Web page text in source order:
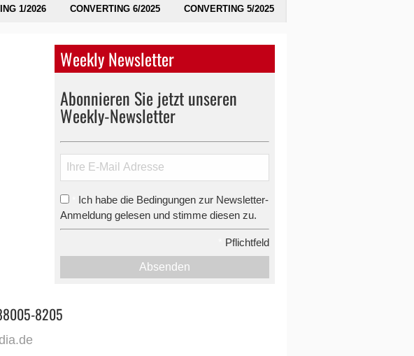
1/2026
CONVERTING 6/2025
CONVERTING 5/2025
Weekly Newsletter
Abonnieren Sie jetzt unseren
Weekly-Newsletter
Ich habe die Bedingungen zur Newsletter-
Anmeldung gelesen und stimme diesen zu.
Pflichtfeld
Absenden
8205